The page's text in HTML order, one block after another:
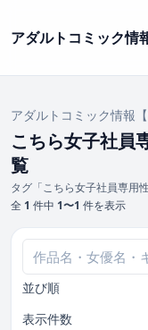
アダルトコミック情
アダルトコミック情報【
こちら女子社員
覧
タグ「こちら女子社員専用
全 1 件中 1〜1 件を表示
並び順
表示件数